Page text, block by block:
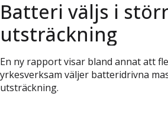
Batteri väljs i
utsträckning
En ny rapport visar bland annat att
yrkesverksam väljer batteridrivna
utsträckning.